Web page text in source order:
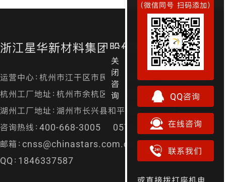
浙江星华新材料集团股份有限公司
运营中心：杭州市江干区市民街98号尊宝大厦金尊24层
杭州工厂地址：杭州市余杭区径山镇漕桥村凤凰山
湖州工厂地址：湖州市长兴县和平镇城南开发区
咨询热线：400-668-3005 0571-87157829
邮箱：cnss@chinastars.com.cn
QQ：1846337587
关
闭
咨
询
（微信同号 扫码添加）
QQ咨询
在线咨询
联系我们
或直接拨打座机电